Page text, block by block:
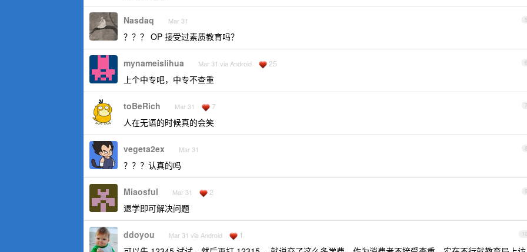
5
Nasdaq Mar 31
？？？ OP 接受过素质教育吗？
6
mynameislihua Mar 31 via Android 25
上个中专吧，中专不查重
7
toBeRich Mar 31 7
人在无语的时候真的会笑
8
vegeta2ex Mar 31
？？？认真的吗
9
Miaosful Mar 31 2
退学即可解决问题
10
ddoyou Mar 31 via Android 1